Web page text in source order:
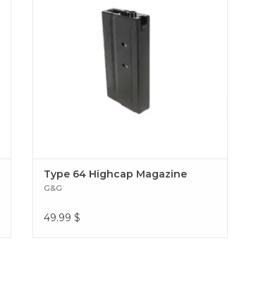
Type 64 Highcap Magazine
G&G
49.99 $